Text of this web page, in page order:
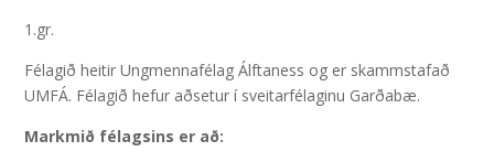
1.gr.
Félagið heitir Ungmennafélag Álftaness og er skammstafað
UMFÁ. Félagið hefur aðsetur í sveitarfélaginu Garðabæ.
Markmið félagsins er að: